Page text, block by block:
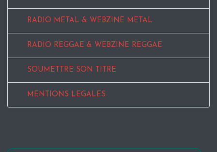
RADIO METAL & WEBZINE METAL
RADIO REGGAE & WEBZINE REGGAE
SOUMETTRE SON TITRE
MENTIONS LEGALES